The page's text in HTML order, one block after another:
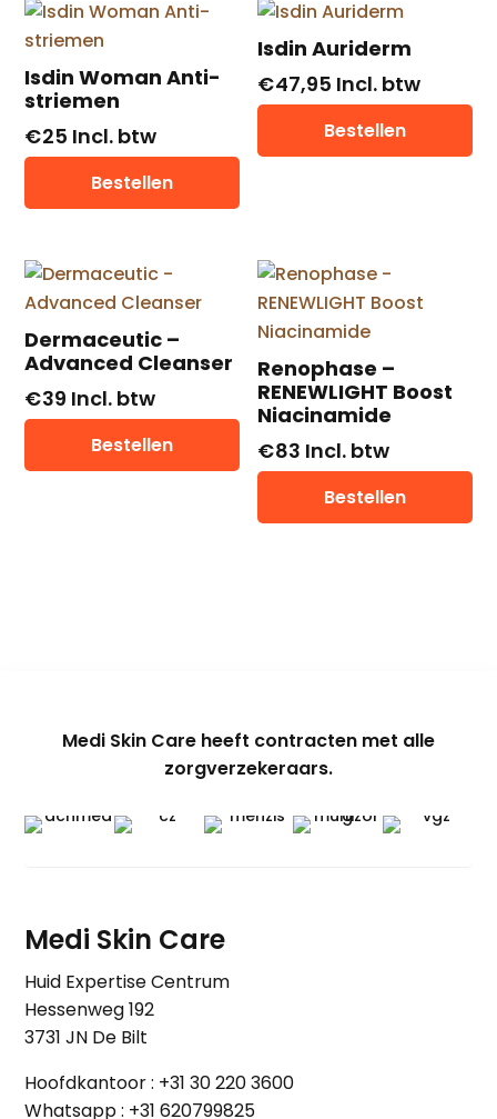
Isdin Woman Anti-
striemen
€25 Incl. btw
Bestellen
Isdin Auriderm
€47,95 Incl. btw
Bestellen
Dermaceutic –
Advanced Cleanser
€39 Incl. btw
Bestellen
Renophase –
RENEWLIGHT Boost
Niacinamide
€83 Incl. btw
Bestellen
Medi Skin Care heeft contracten met alle
zorgverzekeraars.
Medi Skin Care
Huid Expertise Centrum
Hessenweg 192
3731 JN De Bilt
Hoofdkantoor : +31 30 220 3600
Whatsapp : +31 620799825